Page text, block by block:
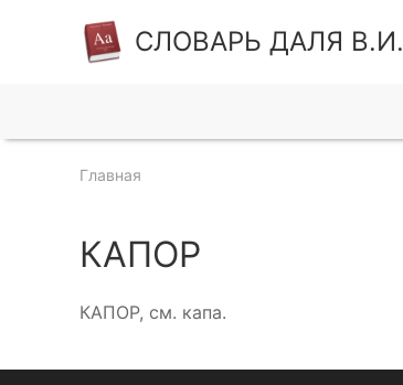
СЛОВАРЬ ДАЛЯ В.И.
Главная
КАПОР
КАПОР, см. капа.